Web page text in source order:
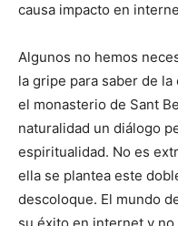
causa impacto en
Algunos no hemos
la gripe para saber de
el monasterio de Sant
naturalidad un diálogo
espiritualidad. No es
ella se plantea este
descoloque. El mundo